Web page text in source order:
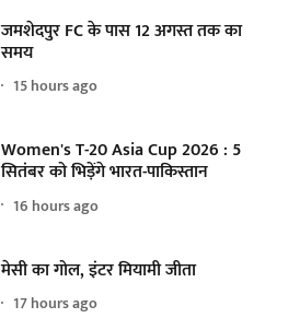
जमशेदपुर FC के पास 12 अगस्त तक का
समय
15 hours ago
Women's T-20 Asia Cup 2026 : 5
सितंबर को भिड़ेंगे भारत-पाकिस्तान
16 hours ago
मेसी का गोल, इंटर मियामी जीता
17 hours ago